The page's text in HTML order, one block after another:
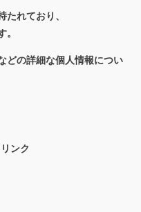
たれており、
どの詳細な個人情報につい
ンク